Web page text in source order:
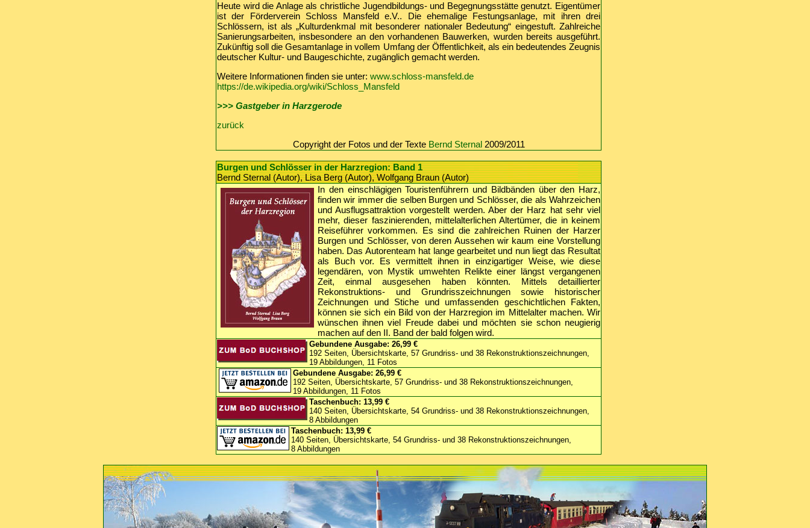
Heute wird die Anlage als christliche Jugendbildungs- und Begegnungsstätte genutzt. Eigentümer
ist der Förderverein Schloss Mansfeld e.V.. Die ehemalige Festungsanlage, mit ihren drei
Schlössern, ist als „Kulturdenkmal mit besonderer nationaler Bedeutung“ eingestuft. Zahlreiche
Sanierungsarbeiten, insbesondere an den vorhandenen Bauwerken, wurden bereits ausgeführt.
Zukünftig soll die Gesamtanlage in vollem Umfang der Öffentlichkeit, als ein bedeutendes Zeugnis
deutscher Kultur- und Baugeschichte, zugänglich gemacht werden.
Weitere Informationen finden sie unter: www.schloss-mansfeld.de
https://de.wikipedia.org/wiki/Schloss_Mansfeld
>>> Gastgeber in Harzgerode
zurück
Copyright der Fotos und der Texte Bernd Sternal2009/2011
Burgen und Schlösser in der Harzregion: Band 1
Bernd Sternal (Autor), Lisa Berg (Autor), Wolfgang Braun (Autor)
In den einschlägigen Touristenführern und Bildbänden über den Harz,
finden wir immer die selben Burgen und Schlösser, die als Wahrzeichen
und Ausflugsattraktion vorgestellt werden. Aber der Harz hat sehr viel
mehr, dieser faszinierenden, mittelalterlichen Altertümer, die in keinem
Reiseführer vorkommen. Es sind die zahlreichen Ruinen der Harzer
Burgen und Schlösser, von deren Aussehen wir kaum eine Vorstellung
haben. Das Autorenteam hat lange gearbeitet und nun liegt das Resultat
als Buch vor. Es vermittelt ihnen in einzigartiger Weise, wie diese
legendären, von Mystik umwehten Relikte einer längst vergangenen
Zeit, einmal ausgesehen haben könnten. Mittels detaillierter
Rekonstruktions- und Grundrisszeichnungen sowie historischer
Zeichnungen und Stiche und umfassenden geschichtlichen Fakten,
können sie sich ein Bild von der Harzregion im Mittelalter machen. Wir
wünschen ihnen viel Freude dabei und möchten sie schon neugierig
machen auf den II. Band der bald folgen wird.
Gebundene Ausgabe: 26,99 €
192 Seiten, Übersichtskarte, 57 Grundriss- und 38 Rekonstruktionszeichnungen,
19 Abbildungen, 11 Fotos
Gebundene Ausgabe: 26,99 €
192 Seiten, Übersichtskarte, 57 Grundriss- und 38 Rekonstruktionszeichnungen,
19 Abbildungen, 11 Fotos
Taschenbuch: 13,99 €
140 Seiten, Übersichtskarte, 54 Grundriss- und 38 Rekonstruktionszeichnungen,
8 Abbildungen
Taschenbuch: 13,99 €
140 Seiten, Übersichtskarte, 54 Grundriss- und 38 Rekonstruktionszeichnungen,
8 Abbildungen